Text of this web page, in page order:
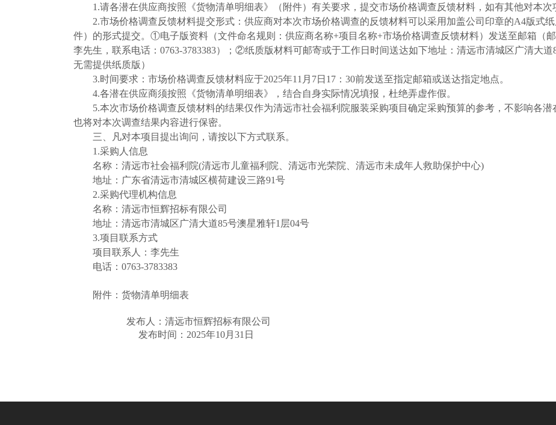
1.请各潜在供应商按照《货物清单明细表》（附件）有关要求，提交市场价格调查反馈材料，如有其他对本次
2.市场价格调查反馈材料提交形式：供应商对本次市场价格调查的反馈材料可以采用加盖公司印章的A4版式
件）的形式提交。①电子版资料（文件命名规则：供应商名称+项目名称+市场价格调查反馈材料）发送至邮箱（邮
李先生，联系电话： 0763-3783383）；②纸质版材料可邮寄或于工作日时间送达如下地址：清远市清城区广清大道
无需提供纸质版）
3.时间要求：市场价格调查反馈材料应于2025年11 月 7日 17：30前发送至指定邮箱或送达指定地点。
4.各潜在供应商须按照《货物清单明细表》，结合自身实际情况填报，杜绝弄虚作假。
5.本次市场价格调查反馈材料的结果仅作为清远市社会福利院服装采购项目确定采购预算的参考，不影响各潜
也将对本次调查结果内容进行保密。
三、凡对本项目提出询问，请按以下方式联系。
1.采购人信息
名称：清远市社会福利院(清远市儿童福利院、清远市光荣院、清远市未成年人救助保护中心)
地址：广东省清远市清城区横荷建设三路91号
2.采购代理机构信息
名称：清远市恒辉招标有限公司
地址：清远市清城区广清大道85号澳星雅轩1层04号
3.项目联系方式
项目联系人：李先生
电话： 0763-3783383
附件： 货物清单明细表
发布人：清远市恒辉招标有限公司
发布时间： 2025年10月 31 日